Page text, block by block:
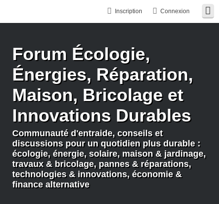
Connexion
Inscription
Forum Écologie,
Énergies, Réparation,
Maison, Bricolage et
Innovations Durables
Communauté d'entraide, conseils et
discussions pour un quotidien plus durable :
écologie, énergie, solaire, maison & jardinage,
travaux & bricolage, pannes & réparations,
technologies & innovations, économie &
finance alternative